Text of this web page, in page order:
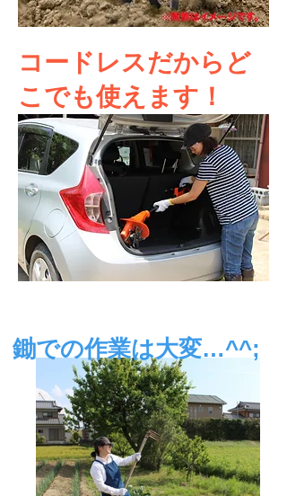
コードレスだからど
こでも使えます！
鋤での作業は大変…^^;